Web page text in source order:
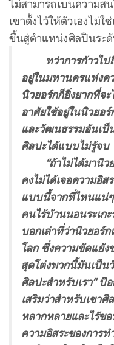
ไม่สามารถเบนความส
เขาตั้งไว้ให้ตัวเองไม่
ขึ้นสู่ตำแหน่งศิลปินระดั
ทว่าการก้าวไป
อยู่ในมหานครแห่งค
นิวยอร์กก็ยิ่งยากที่จะ
อาศัยใช้อยู่ในนิวยอร์
และวัฒนธรรมอันเป็
ศิลปะได้แบบไม่รู้จบ
“ถ้าไม่ได้มานิวยอ
คงไม่ได้เจอความอิส
แบบนี้จากที่ไหนแน่
คนไร้บ้านนอนระเก
บอกเล่าที่ว่านิวยอร์
โลก ซึ่งความขัดแย้
สุดโต่งพวกนี้มันเป็น
ศิลปะสำหรับเรา” ป๊อ
เสริมว่าสำหรับเขา
หลากหลายและไร้ข
ความอิสระของการ